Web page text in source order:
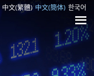
中文(繁體) 中文(簡体) 한국어